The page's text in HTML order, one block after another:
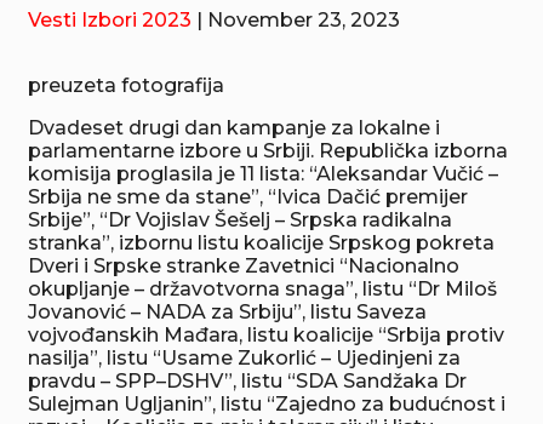
Vesti Izbori 2023 | November 23, 2023
preuzeta fotografija
Dvadeset drugi dan kampanje za lokalne i
parlamentarne izbore u Srbiji. Republička izborna
komisija proglasila je 11 lista: “Aleksandar Vučić –
Srbija ne sme da stane”, “Ivica Dačić premijer
Srbije”, “Dr Vojislav Šešelj – Srpska radikalna
stranka”, izbornu listu koalicije Srpskog pokreta
Dveri i Srpske stranke Zavetnici “Nacionalno
okupljanje – državotvorna snaga”, listu “Dr Miloš
Jovanović – NADA za Srbiju”, listu Saveza
vojvođanskih Mađara, listu koalicije “Srbija protiv
nasilja”, listu “Usame Zukorlić – Ujedinjeni za
pravdu – SPP–DSHV”, listu “SDA Sandžaka Dr
Sulejman Ugljanin”, listu “Zajedno za budućnost i